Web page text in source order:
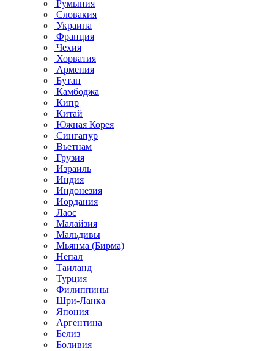
Румыния
Словакия
Украина
Франция
Чехия
Хорватия
Армения
Бутан
Камбоджа
Кипр
Китай
Южная Корея
Сингапур
Вьетнам
Грузия
Израиль
Индия
Индонезия
Иордания
Лаос
Малайзия
Мальдивы
Мьянма (Бирма)
Непал
Таиланд
Турция
Филиппины
Шри-Ланка
Япония
Аргентина
Белиз
Боливия